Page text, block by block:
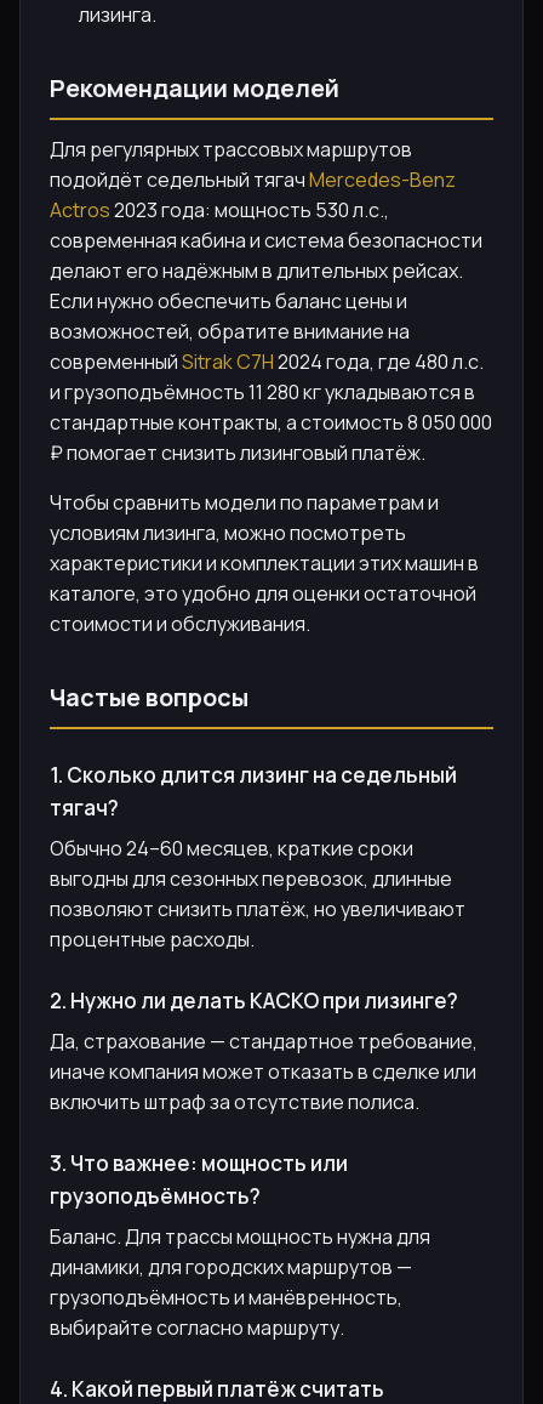
лизинга.
Рекомендации моделей
Для регулярных трассовых маршрутов
подойдёт седельный тягачMercedes-Benz
Actros2023 года: мощность 530 л.с.,
современная кабина и система безопасности
делают его надёжным в длительных рейсах.
Если нужно обеспечить баланс цены и
возможностей, обратите внимание на
современныйSitrak C7H2024 года, где 480 л.с.
и грузоподъёмность 11 280 кг укладываются в
стандартные контракты, а стоимость 8 050 000
₽ помогает снизить лизинговый платёж.
Чтобы сравнить модели по параметрам и
условиям лизинга, можно посмотреть
характеристики и комплектации этих машин в
каталоге, это удобно для оценки остаточной
стоимости и обслуживания.
Частые вопросы
1. Сколько длится лизинг на седельный
тягач?
Обычно 24–60 месяцев, краткие сроки
выгодны для сезонных перевозок, длинные
позволяют снизить платёж, но увеличивают
процентные расходы.
2. Нужно ли делать КАСКО при лизинге?
Да, страхование — стандартное требование,
иначе компания может отказать в сделке или
включить штраф за отсутствие полиса.
3. Что важнее: мощность или
грузоподъёмность?
Баланс. Для трассы мощность нужна для
динамики, для городских маршрутов —
грузоподъёмность и манёвренность,
выбирайте согласно маршруту.
4. Какой первый платёж считать